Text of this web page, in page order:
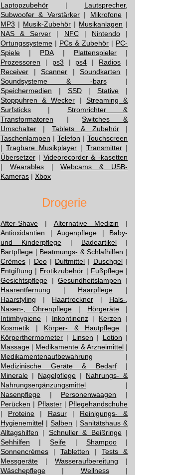
Laptopzubehör | Lautsprecher,
Subwoofer & Verstärker| Mikrofone|
MP3 | Musik-Zubehör | Musikanlagen |
NAS & Server | NFC| Nintendo|
Ortungssysteme | PCs & Zubehör | PC-
Spiele | PDA| Plattenspieler|
Prozessoren | ps3 | ps4 | Radios |
Receiver |Scanner |Soundkarten |
Soundsysteme & -bars|
Speichermedien | SSD|Stative |
Stoppuhren & Wecker | Streaming &
Surfsticks | Stromrichter &
Transformatoren |Switches &
Umschalter | Tablets & Zubehör|
Taschenlampen | Telefon | Touchscreen
|Tragbare Musikplayer| Transmitter|
Übersetzer | Videorecorder & -kasetten
| Wearables|Webcams & USB-
Kameras | Xbox
Drogerie
After-Shave | Alternative Medizin |
Antioxidantien | Augenpflege | Baby-
und Kinderpflege | Badeartikel |
Bartpflege | Beatmungs- & Schlafhilfen |
Crèmes | Deo| Duftmittel | Duschgel|
Entgiftung | Erotikzubehör | Fußpflege|
Gesichtspflege |Gesundheitslampen |
Haarentfernung | Haarpflege |
Haarstyling | Haartrockner | Hals-,
Nasen-, Ohrenpflege| Hörgeräte|
Intimhygiene | Inkontinenz| Kerzen |
Kosmetik | Körper- & Hautpflege |
Körperthermometer | Linsen | Lotion |
Massage | Medikamente & Arzneimittel|
Medikamentenaufbewahrung |
Medizinische Geräte & Bedarf|
Minerale | Nagelpflege | Nahrungs- &
Nahrungsergänzungsmittel |
Nasenpflege | Personenwaagen |
Perücken | Pflaster| Pflegehandschuhe
| Proteine | Rasur| Reinigungs- &
Hygienemittel |Salben | Sanitätshaus &
Alltagshilfen | Schnuller & Beißringe|
Sehhilfen |Seife | Shampoo|
Sonnencrèmes |Tabletten | Tests &
Messgeräte | Wasseraufbereitung |
Wäschepflege | Wellness|